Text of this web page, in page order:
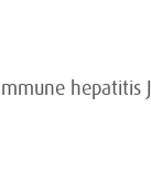
hepatitis J